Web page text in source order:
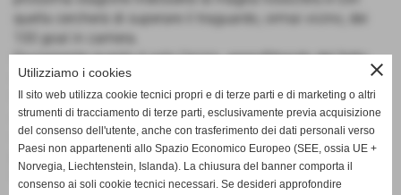
quella cercherà di superare il traguardo, ormai vicino, dei
100 goal in carriera.
Ovviamente questo è solo l’inizio, approfittando del fatto
che la squadra non ha mai smesso di allenarsi e lo sta
facendo tuttora, nelle prossime settimane il nostro D.S.
Andrea Ippolito inizierà i colloqui con gli altri componenti
della rosa e contemporaneamente a sondare il mercato per
portare a Scandiano alcuni validi giocatori con l’intento di
far fare un piccolo salto di qualità alla squadra.
close
Utilizziamo i cookies
Il sito web utilizza cookie tecnici propri e di terze parti e di marketing o altri
strumenti di tracciamento di terze parti, esclusivamente previa acquisizione
del consenso dell'utente, anche con trasferimento dei dati personali verso
Paesi non appartenenti allo Spazio Economico Europeo (SEE, ossia UE +
Norvegia, Liechtenstein, Islanda). La chiusura del banner comporta il
consenso ai soli cookie tecnici necessari. Se desideri approfondire